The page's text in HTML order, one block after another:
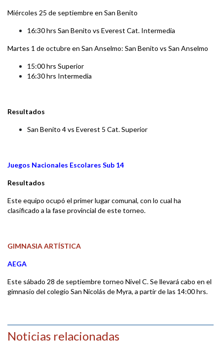
Miércoles 25 de septiembre en San Benito
16:30 hrs San Benito vs Everest Cat. Intermedia
Martes 1 de octubre en San Anselmo: San Benito vs San Anselmo
15:00 hrs Superior
16:30 hrs Intermedia
Resultados
San Benito 4 vs Everest 5 Cat. Superior
Juegos Nacionales Escolares Sub 14
Resultados
Este equipo ocupó el primer lugar comunal, con lo cual ha
clasificado a la fase provincial de este torneo.
GIMNASIA ARTÍSTICA
AEGA
Este sábado 28 de septiembre torneo Nivel C. Se llevará cabo en el
gimnasio del colegio San Nicolás de Myra, a partir de las 14:00 hrs.
Noticias relacionadas